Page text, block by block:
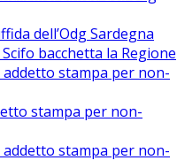
dell’Odg Sardegna
bacchetta la Regione
addetto stampa per non-
stampa per non-
addetto stampa per non-